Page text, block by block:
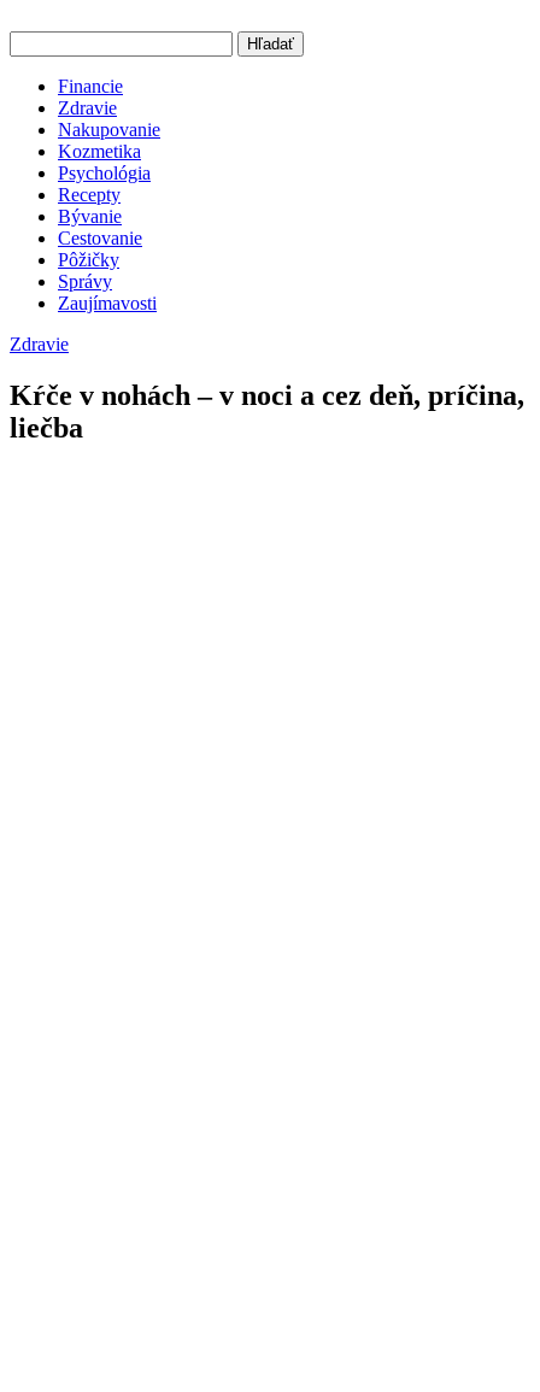
Hľadať
Financie
Zdravie
Nakupovanie
Kozmetika
Psychológia
Recepty
Bývanie
Cestovanie
Pôžičky
Správy
Zaujímavosti
Zdravie
Kŕče v nohách – v noci a cez deň, príčina,
liečba